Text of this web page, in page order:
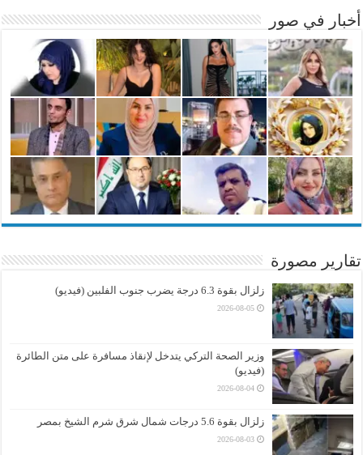
أخبار في صور
تقارير مصورة
زلزال بقوة 6.3 درجة يضرب جنوب الفلبين (فيديو)
2026-08-05
وزير الصحة التركي يتدخل لإنقاذ مسافرة على متن الطائرة
(فيديو)
2026-08-04
زلزال بقوة 5.6 درجات شمال شرق شرم الشيخ بمصر
2026-08-03